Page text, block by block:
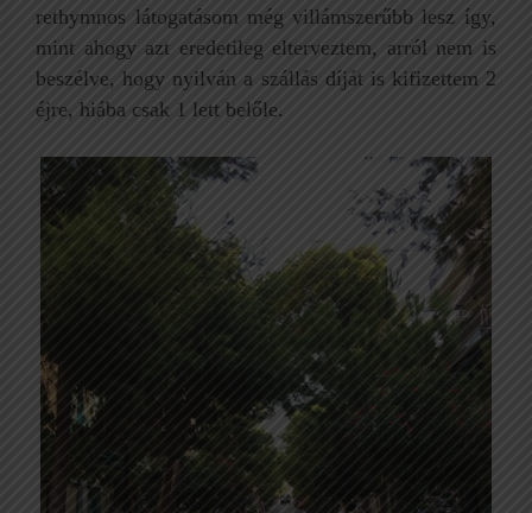
rethymnos látogatásom még villámszerűbb lesz így,
mint ahogy azt eredetileg elterveztem, arról nem is
beszélve, hogy nyilván a szállás díját is kifizettem 2
éjre, hiába csak 1 lett belőle.